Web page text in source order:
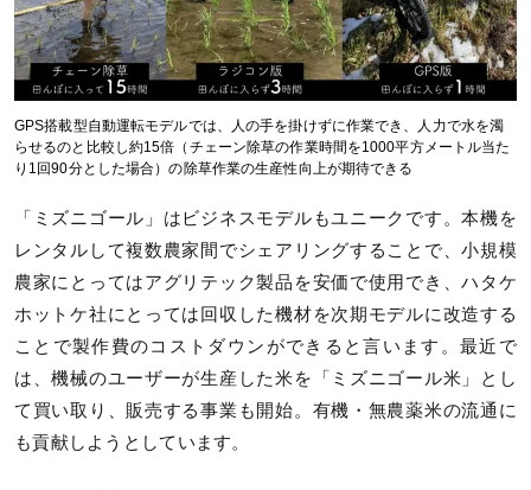
GPS搭載型自動運転モデルでは、人の手を掛けずに作業でき、人力で水を濁
らせるのと比較し約15倍（チェーン除草の作業時間を1000平方メートル当た
り1回90分とした場合）の除草作業の生産性向上が期待できる
「ミズニゴール」はビジネスモデルもユニークです。本機を
レンタルして複数農家間でシェアリングすることで、小規模
農家にとってはアグリテック製品を安価で使用でき、ハタケ
ホットケ社にとっては回収した機材を次期モデルに改造する
ことで製作費のコストダウンができると言います。最近で
は、機械のユーザーが生産した米を「ミズニゴール米」とし
て買い取り、販売する事業も開始。有機・無農薬米の流通に
も貢献しようとしています。